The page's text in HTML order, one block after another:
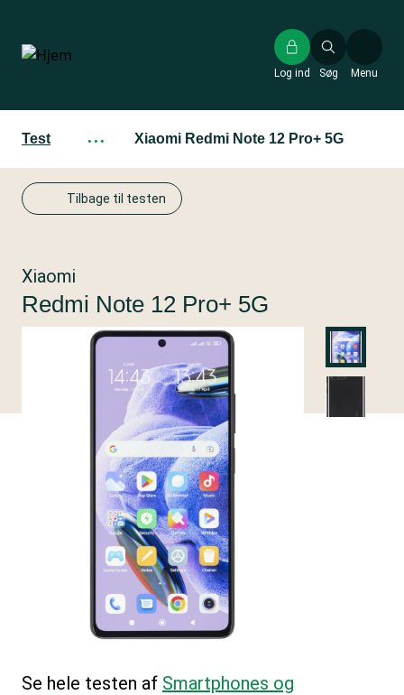
hovedindhold
Søg
Log ind Menu
Test ··· Xiaomi Redmi Note 12 Pro+ 5G
Tilbage til testen
Xiaomi
Redmi Note 12 Pro+ 5G
Se hele testen af Smartphones og